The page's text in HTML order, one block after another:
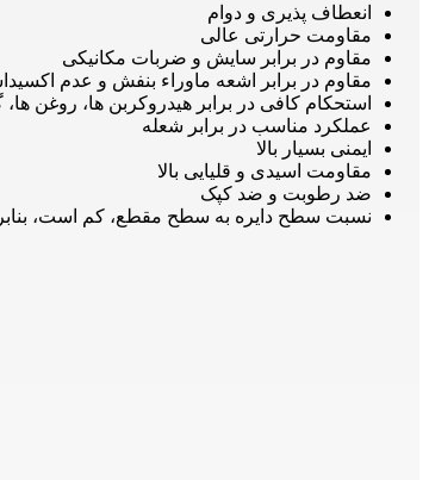
انعطاف پذیری و دوام
مقاومت حرارتی عالی
مقاوم در برابر سایش و ضربات مکانیکی
مقاوم در برابر اشعه ماوراء بنفش و عدم
استحکام کافی در برابر هیدروکربن ها، روغن
عملکرد مناسب در برابر شعله
ایمنی بسیار بالا
مقاومت اسیدی و قلیایی بالا
ضد رطوبت و ضد کپک
نسبت سطح دایره به سطح مقطع، کم است،